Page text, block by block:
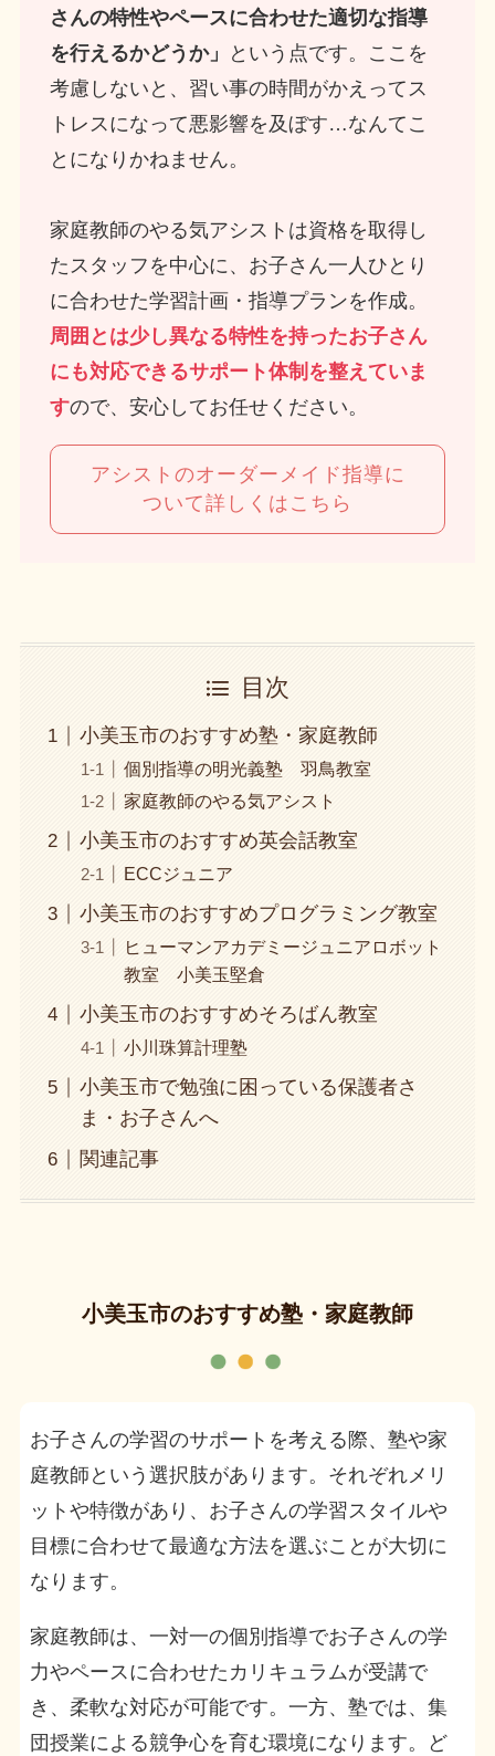
さんの特性やペースに合わせた適切な指導
を行えるかどうか」
という点です。ここを
考慮しないと、習い事の時間がかえってス
トレスになって悪影響を及ぼす…なんてこ
とになりかねません。
家庭教師のやる気アシストは資格を取得し
たスタッフを中心に、お子さん一人ひとり
に合わせた学習計画・指導プランを作成。
周囲とは少し異なる特性を持ったお子さん
にも対応できるサポート体制を整えていま
すので、安心してお任せください。
アシストのオーダーメイド指導に
ついて詳しくはこちら
目次
小美玉市のおすすめ塾・家庭教師
個別指導の明光義塾 羽鳥教室
家庭教師のやる気アシスト
小美玉市のおすすめ英会話教室
ECCジュニア
小美玉市のおすすめプログラミング教室
ヒューマンアカデミージュニアロボット
教室 小美玉堅倉
小美玉市のおすすめそろばん教室
小川珠算計理塾
小美玉市で勉強に困っている保護者さ
ま・お子さんへ
関連記事
小美玉市のおすすめ塾・家庭教師
お子さんの学習のサポートを考える際、塾や家
庭教師という選択肢があります。それぞれメリ
ットや特徴があり、お子さんの学習スタイルや
目標に合わせて最適な方法を選ぶことが大切に
なります。
家庭教師は、一対一の個別指導でお子さんの学
力やペースに合わせたカリキュラムが受講で
き、柔軟な対応が可能です。一方、塾では、集
団授業による競争心を育む環境になります。ど